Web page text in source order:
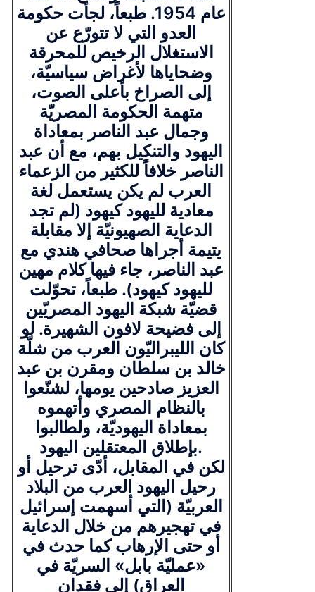
عام 1954. طبعاً، لجأت حكومة
العدو التي لا تتورّع عن
الاستغلال الرخيص للمحرقة
وضحاياها لأغراض سياسيّة،
إلى الصراخ بأعلى الصوت،
متهمة الحكومة المصريّة
وجمال عبد الناصر بمعاداة
اليهود والتنكيل بهم، مع أن عبد
الناصر خلافاً للكثير من الزعماء
العرب لم يكن يستعمل لغة
معادية لليهود كيهود (لم تجد
الدعاية الصهيونيّة إلا مقابلة
يتيمة أجراها صحافي هندي مع
عبد الناصر، جاء فيها كلام مهين
لليهود كيهود). طبعاً، تحوّلت
قضيّة شبكة اليهود المصريّين
إلى فضيحة لافون الشهيرة. لو
كان الليبراليّون العرب من شلّة
خالد بن سلطان ومقرن بن عبد
العزيز صادحين يومها، لشنّعوا
بالنظام المصري وأتهموه
بمعاداة اليهوديّة، ولطالبوا
بإطلاق المعتقلين اليهود.
لكن في المقابل، أدّى ترحيل أو
رحيل اليهود العرب من البلاد
العربيّة (التي أسهمت إسرائيل
في تهجيرهم من خلال الدعاية
أو حتى الإرهاب كما حدث في
«عمليّة بابل» السريّة في
العراق) إلى فقدان